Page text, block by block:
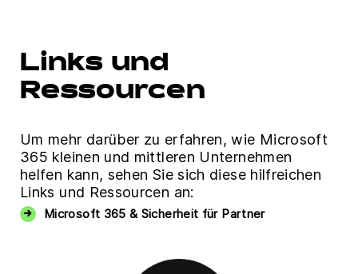
Links und
Ressourcen
Um mehr darüber zu erfahren, wie Microsoft
365 kleinen und mittleren Unternehmen
helfen kann, sehen Sie sich diese hilfreichen
Links und Ressourcen an:
Microsoft 365 & Sicherheit für Partner